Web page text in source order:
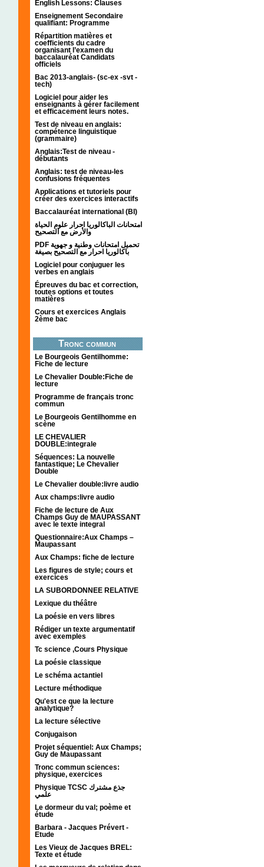
English Lessons: Clauses
Enseignement Secondaire
qualifiant: Programme
Répartition matières et
coefficients du cadre
organisant l’examen du
baccalauréat Candidats
officiels
Bac 2013-anglais- (sc-ex -svt -
tech)
Logiciel pour aider les
enseignants à gérer facilement
et efficacement leurs notes.
Test de niveau en anglais:
compétence linguistique
(grammaire)
Anglais:Test de niveau -
débutants
Anglais: test de niveau-les
confusions fréquentes
Applications et tutoriels pour
créer des exercices interactifs
Baccalauréat international (BI)
امتحانات الباكالوريا احرار علوم الحياة
والأرض مع التصحيح
PDF تحميل امتحانات وطنية و جهوية
باكالوريا احرار مع التصحيح بصيغة
Logiciel pour conjuguer les
verbes en anglais
Épreuves du bac et correction,
toutes options et toutes
matières
Cours et exercices Anglais
2ème bac
Tronc commun
Le Bourgeois Gentilhomme:
Fiche de lecture
Le Chevalier Double:Fiche de
lecture
Programme de français tronc
commun
Le Bourgeois Gentilhomme en
scène
LE CHEVALIER
DOUBLE:integrale
Séquences: La nouvelle
fantastique; Le Chevalier
Double
Le Chevalier double:livre audio
Aux champs:livre audio
Fiche de lecture de Aux
Champs Guy de MAUPASSANT
avec le texte integral
Questionnaire:Aux Champs –
Maupassant
Aux Champs: fiche de lecture
Les figures de style; cours et
exercices
LA SUBORDONNEE RELATIVE
Lexique du théâtre
La poésie en vers libres
Rédiger un texte argumentatif
avec exemples
Tc science ,Cours Physique
La poésie classique
Le schéma actantiel
Lecture méthodique
Qu'est ce que la lecture
analytique?
La lecture sélective
Conjugaison
Projet séquentiel: Aux Champs;
Guy de Maupassant
Tronc commun sciences:
physique, exercices
Physique TCSC جذع مشترك
علمي
Le dormeur du val; poème et
étude
Barbara - Jacques Prévert -
Etude
Les Vieux de Jacques BREL:
Texte et étude